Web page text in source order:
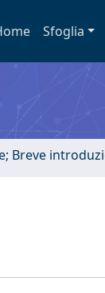
Sfoglia
Breve